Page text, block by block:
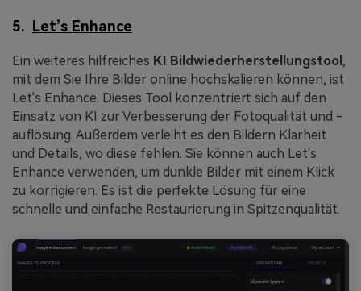
5. Let’s Enhance
Ein weiteres hilfreiches KI Bildwiederherstellungstool ,
mit dem Sie Ihre Bilder online hochskalieren können, ist
Let's Enhance. Dieses Tool konzentriert sich auf den
Einsatz von KI zur Verbesserung der Fotoqualität und -
auflösung. Außerdem verleiht es den Bildern Klarheit
und Details, wo diese fehlen. Sie können auch Let's
Enhance verwenden, um dunkle Bilder mit einem Klick
zu korrigieren. Es ist die perfekte Lösung für eine
schnelle und einfache Restaurierung in Spitzenqualität.